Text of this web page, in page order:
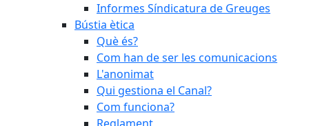
Informes Síndicatura de Greuges
Bústia ètica
Què és?
Com han de ser les comunicacions
L'anonimat
Qui gestiona el Canal?
Com funciona?